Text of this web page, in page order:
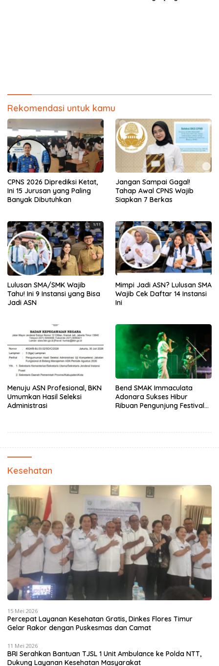
Rekomendasi untuk kamu
CPNS 2026 Diprediksi Ketat,
Ini 15 Jurusan yang Paling
Banyak Dibutuhkan
Jangan Sampai Gagal!
Tahap Awal CPNS Wajib
Siapkan 7 Berkas
Lulusan SMA/SMK Wajib
Tahu! Ini 9 Instansi yang Bisa
Jadi ASN
Mimpi Jadi ASN? Lulusan SMA
Wajib Cek Daftar 14 Instansi
Ini
Menuju ASN Profesional, BKN
Umumkan Hasil Seleksi
Administrasi
Bend SMAK Immaculata
Adonara Sukses Hibur
Ribuan Pengunjung Festival
Kesehatan
15 Mei 2026
Percepat Layanan Kesehatan Gratis, Dinkes Flores Timur
Gelar Rakor dengan Puskesmas dan Camat
11 Mei 2026
BRI Serahkan Bantuan TJSL 1 Unit Ambulance ke Polda NTT,
Dukung Layanan Kesehatan Masyarakat